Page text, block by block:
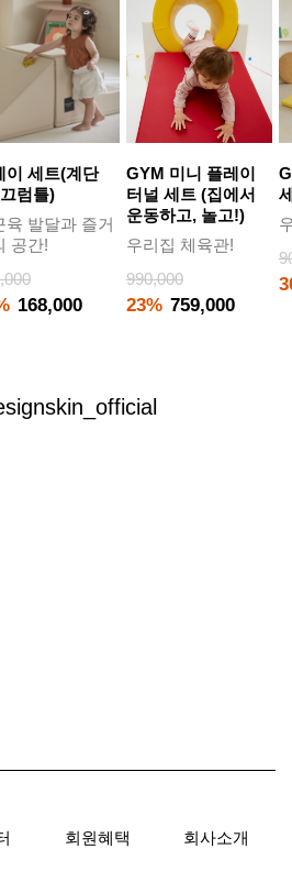
이 세트(계단
럼틀)
육 발달과 즐거
공간!
168,000
GYM 미니 플레이
터널 세트 (집에서
운동하고, 놀고!)
우리집 체육관!
990,000
23% 759,000
회원혜택 회사소개